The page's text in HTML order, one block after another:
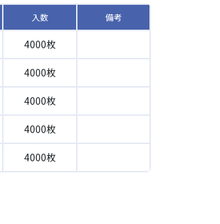
入数 備考
4000枚
4000枚
4000枚
4000枚
4000枚